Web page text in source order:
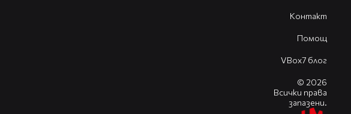
Контакт
Помощ
VBox7 блог
© 2026
Всички права
запазени.